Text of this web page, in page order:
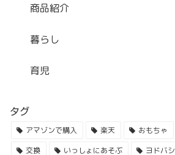
商品紹介
暮らし
育児
タグ
アマゾンで購入 楽天 おもちゃ
交換
いっしょにあそぶ ヨドバシ